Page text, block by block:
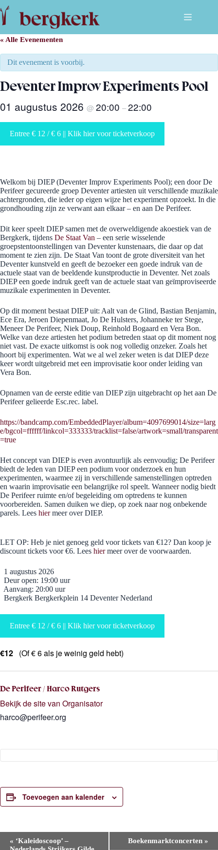
Ga
naar
de
« Alle Evenementen
Dit evenement is voorbij.
Deventer Improv Experiments Pool
01 augustus 2026 @ 20:00 –22:00
Entree € 12 / € 6 || Klik hier voor ticketverkoop
Welkom bij DIEP (Deventer Improv Experiments Pool); een door De
Perifeer gecureerde groep Deventer artiesten uit verschillende muzikale
achtergronden, die ieder op eigen wijze het experiment opzoekt. In die
grondhouding zijn ze verwant aan elkaar – en aan De Perifeer.
Dit keer speelt DIEP samen met de overweldigende akoestiek van de
Bergkerk, tijdens De Staat Van – een serie wisselende
groepstentoonstellingen van Deventer kunstenaars, die daar op dat
moment te zien zijn. De Staat Van toont de grote diversiteit van het
Deventer kunstveld en geeft de bezoeker een goede indruk van de
actuele staat van de beeldende kunstproductie in Deventer. Net zoals
DIEP een goede indruk geeft van de actuele staat van geïmproviseerde
muzikale experimenten in Deventer.
Op dit moment bestaat DIEP uit: Aalt van de Glind, Bastian Benjamin,
Ece Era, Jeroen Diepenmaat, Jo De Hulsters, Johanneke ter Stege,
Meneer De Perifeer, Niek Doup, Reinhold Bogaard en Vera Bon.
Welke van deze artiesten het podium betreden staat op dit moment nog
niet vast. De exacte uitkomst is ook nog volledig onzeker. Zoals het
hoort bij experimenten. Wat we al wel zeker weten is dat DIEP deze
keer wordt uitgebreid met een improvisatie koor onder leiding van
Vera Bon.
Opnamen van de eerste editie van DIEP zijn uitgebracht op het aan De
Perifeer gelieerde Esc.rec. label.
https://bandcamp.com/EmbeddedPlayer/album=4097699014/size=larg
e/bgcol=ffffff/linkcol=333333/tracklist=false/artwork=small/transparent
=true
Het concept van DIEP is even avontuurlijk als eenvoudig; De Perifeer
biedt de leden van DIEP een podium voor onderzoek en hun
experimenten, waarmee zij in verschillende samenstellingen optreden
en waarin improvisatie een belangrijke rol speelt. Wanneer nodig biedt
De Perifeer ruimte en/of begeleiding om optredens te kunnen
voorbereiden. Samen duiken we diep, op zoek naar nog onbekende
parels. Lees hiermeer over DIEP.
LET OP: Heb je niet genoeg geld voor tickets van €12? Dan koop je
discount tickets voor €6. Lees hiermeer over de voorwaarden.
1 augustus 2026
Deur open: 19:00 uur
Aanvang: 20:00 uur
Bergkerk Bergkerkplein 14 Deventer Nederland
Entree € 12 / € 6 || Klik hier voor ticketverkoop
€12 (Of € 6 als je weinig geld hebt)
De Perifeer / Harco Rutgers
Bekijk de site van Organisator
harco@perifeer.org
Toevoegen aan kalender
« ‘Kaleidoscoop’ –
Boekenmarktconcerten »